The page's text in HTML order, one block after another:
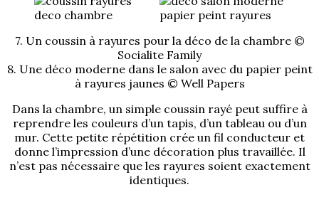
7. Un coussin à rayures pour la déco de la chambre ©
Socialite Family
8. Une déco moderne dans le salon avec du papier peint
à rayures jaunes © Well Papers
Dans la chambre, un simple coussin rayé peut suffire à
reprendre les couleurs d’un tapis, d’un tableau ou d’un
mur. Cette petite répétition crée un fil conducteur et
donne l’impression d’une décoration plus travaillée. Il
n’est pas nécessaire que les rayures soient exactement
identiques.